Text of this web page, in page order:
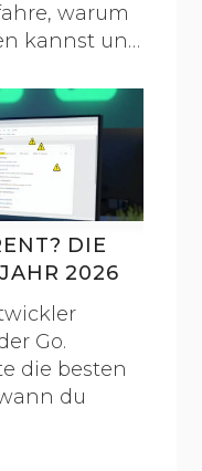
warum
kannst und
DIE
2026
Go.
die besten
du